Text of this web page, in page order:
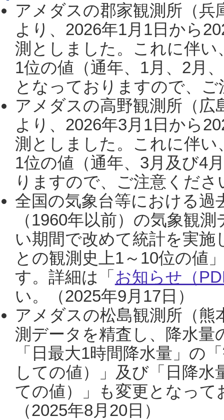
アメダスの郡家観測所（
より、2026年1月1日から
測としました。これに伴い
1位の値（通年、1月、2月
となっておりますので、
アメダスの高野観測所（
より、2026年3月1日から
測としました。これに伴い
1位の値（通年、3月及び4
りますので、ご注意くだ
全国の気象台等における過
（1960年以前）の気象観
い期間で改めて統計を実
との観測史上1～10位の値
す。詳細は「 お知らせ（
い。（2025年9月17日）
アメダスの松島観測所（熊
測データを精査し、降水
「日最大1時間降水量」の
しての値）」及び「日降
ての値）」も変更となっ
（2025年8月20日）